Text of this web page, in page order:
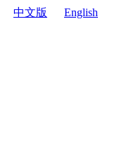
中文版
English